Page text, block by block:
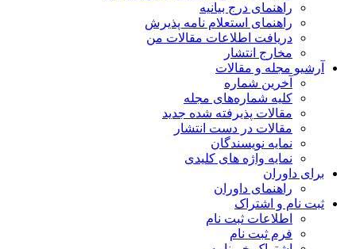
راهنمای درج بیانیه
راهنمای استعلام نامه پذیرش
دریافت اطلاعات مقالات من
مخارج انتشار
آرشیو مجله و مقالات
آخرین شماره
کلیه شماره‌های مجله
مقالات پذیرفته شده جدید
مقالات در دست انتشار
نمایه نویسندگان
نمایه واژه های کلیدی
برای داوران
راهنمای داوران
ثبت نام و اشتراک
اطلاعات ثبت نام
فرم ثبت نام